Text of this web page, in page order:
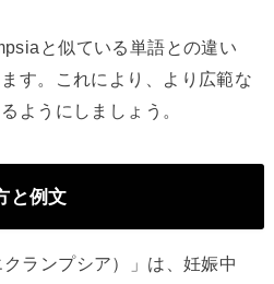
と似ている単語との違い
す。これにより、より広範な
ようにしましょう。
と例文
ランプシア）」は、妊娠中